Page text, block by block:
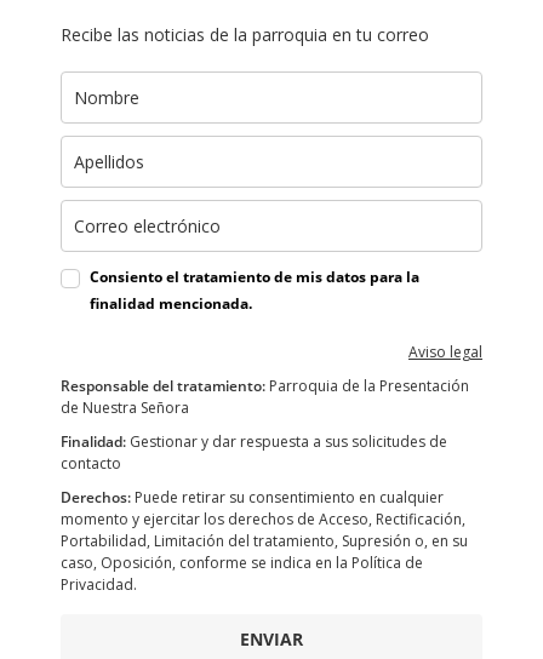
Recibe las noticias de la parroquia en tu correo
Consiento el tratamiento de mis datos para la
finalidad mencionada.
Aviso legal
Responsable del tratamiento: Parroquia de la Presentación
de Nuestra Señora
Finalidad: Gestionar y dar respuesta a sus solicitudes de
contacto
Derechos: Puede retirar su consentimiento en cualquier
momento y ejercitar los derechos de Acceso, Rectificación,
Portabilidad, Limitación del tratamiento, Supresión o, en su
caso, Oposición, conforme se indica en la Política de
Privacidad.
ENVIAR